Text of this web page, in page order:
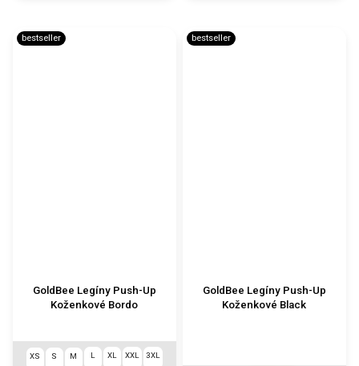
bestseller
GoldBee Legíny Push-Up
Koženkové Bordo
XS S M L XL XXL 3XL
bestseller
GoldBee Legíny Push-Up
Koženkové Black